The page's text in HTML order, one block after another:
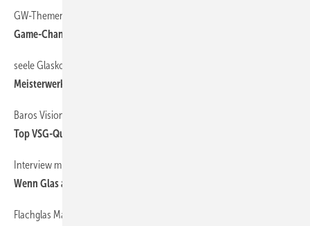
GW-Thementag präsentiert Dünnglas-ISO
Game-Changer: Schlanker, leichter, effizienter
seele Glaskonstruktionen für Stuttgart 21
Meisterwerke aus Glas und Stahl
Baros Vision setzt auf Laminierglas-Linie von Lisec
Top VSG-Qualität aus Bulgarien
Interview mit Sebastian Dengg
Wenn Glas alleine nicht mehr ausreicht
Flachglas Markenkreis Gesamttreffen 2025 in Münster